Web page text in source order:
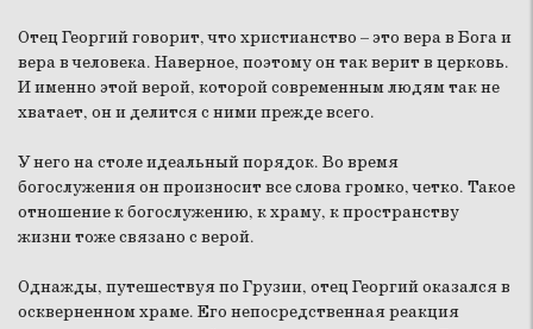
Отец Георгий говорит, что христианство – это вера в Бога и
вера в человека. Наверное, поэтому он так верит в церковь.
И именно этой верой, которой современным людям так не
хватает, он и делится с ними прежде всего.
У него на столе идеальный порядок. Во время
богослужения он произносит все слова громко, четко. Такое
отношение к богослужению, к храму, к пространству
жизни тоже связано с верой.
Однажды, путешествуя по Грузии, отец Георгий оказался в
оскверненном храме. Его непосредственная реакция